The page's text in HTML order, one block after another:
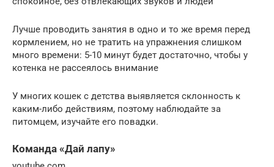
Лучше проводить занятия в одно и то же время перед
кормлением, но не тратить на упражнения слишком
много времени: 5-10 минут будет достаточно, чтобы у
котенка не рассеялось внимание
У многих кошек с детства выявляется склонность к
каким-либо действиям, поэтому наблюдайте за
питомцем, изучайте его повадки.
Команда «Дай лапу»